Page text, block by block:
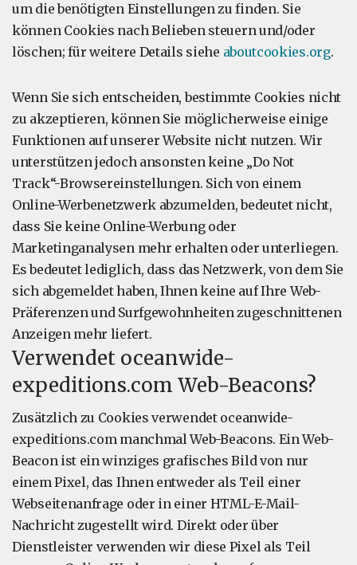
um die benötigten Einstellungen zu finden. Sie
können Cookies nach Belieben steuern und/oder
löschen; für weitere Details siehe aboutcookies.org.
Wenn Sie sich entscheiden, bestimmte Cookies nicht
zu akzeptieren, können Sie möglicherweise einige
Funktionen auf unserer Website nicht nutzen. Wir
unterstützen jedoch ansonsten keine „Do Not
Track“-Browsereinstellungen. Sich von einem
Online-Werbenetzwerk abzumelden, bedeutet nicht,
dass Sie keine Online-Werbung oder
Marketinganalysen mehr erhalten oder unterliegen.
Es bedeutet lediglich, dass das Netzwerk, von dem Sie
sich abgemeldet haben, Ihnen keine auf Ihre Web-
Präferenzen und Surfgewohnheiten zugeschnittenen
Anzeigen mehr liefert.
Verwendet oceanwide-
expeditions.com Web-Beacons?
Zusätzlich zu Cookies verwendet oceanwide-
expeditions.com manchmal Web-Beacons. Ein Web-
Beacon ist ein winziges grafisches Bild von nur
einem Pixel, das Ihnen entweder als Teil einer
Webseitenanfrage oder in einer HTML-E-Mail-
Nachricht zugestellt wird. Direkt oder über
Dienstleister verwenden wir diese Pixel als Teil